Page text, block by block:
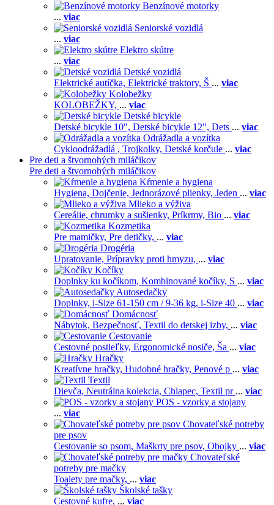
Benzínové motorky
... viac
Seniorské vozidlá
... viac
Elektro skútre
... viac
Detské vozidlá
Elektrické autíčka, Elektrické traktory, Š ... viac
Kolobežky
KOLOBEŽKY, ... viac
Detské bicykle
Detské bicykle 10", Detské bicykle 12", Dets ... viac
Odrážadla a vozítka
Cykloodrážadlá , Trojkolky, Detské korčule ... viac
Pre deti a štvornohých miláčikov
Pre deti a štvornohých miláčikov
Kŕmenie a hygiena
Hygiena, Dojčenie, Jednorázové plienky, Jeden ... viac
Mlieko a výživa
Cereálie, chrumky a sušienky, Príkrmy, Bio ... viac
Kozmetika
Pre mamičky, Pre detičky, ... viac
Drogéria
Upratovanie, Prípravky proti hmyzu, ... viac
Kočíky
Doplnky ku kočíkom, Kombinované kočíky, S ... viac
Autosedačky
Doplnky, i-Size 61-150 cm / 9-36 kg, i-Size 40 ... viac
Domácnosť
Nábytok, Bezpečnosť, Textil do detskej izby, ... viac
Cestovanie
Cestovné postieľky, Ergonomické nosiče, Ša ... viac
Hračky
Kreatívne hračky, Hudobné hračky, Penové p ... viac
Textil
Dievča, Neutrálna kolekcia, Chlapec, Textil pr ... viac
POS - vzorky a stojany
... viac
Chovateľské potreby
pre psov
Cestovanie so psom, Maškrty pre psov, Obojky ... viac
Chovateľské
potreby pre mačky
Toalety pre mačky, ... viac
Školské tašky
Cestovné kufre, ... viac